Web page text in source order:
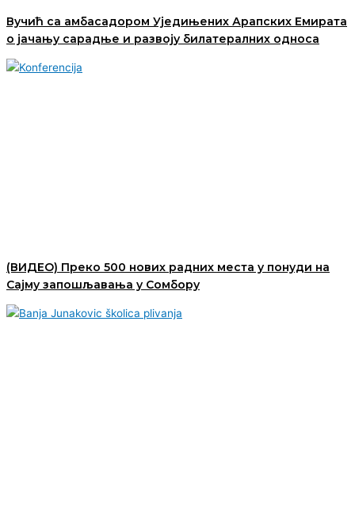
Вучић са амбасадором Уједињених Арапских Емирата
о јачању сарадње и развоју билатералних односа
(ВИДЕО) Преко 500 нових радних места у понуди на
Сајму запошљавања у Сомбору